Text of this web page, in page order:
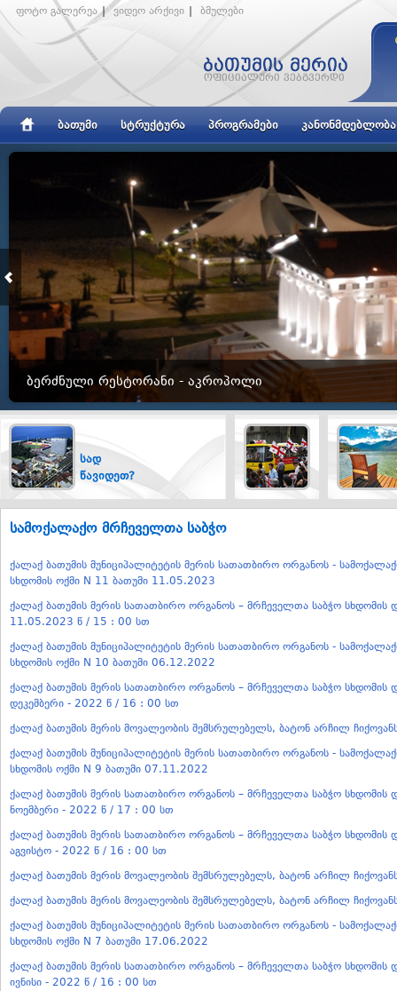
ფოტო გალერეა | ვიდეო არქივი ბმულები
ᲑᲐᲗᲣᲛᲘ ᲡᲢᲠᲣᲥᲢᲣᲠᲐ ᲞᲠᲝᲒᲠᲐᲛᲔᲑᲘ ᲙᲐᲜᲝᲜᲛᲓᲔᲑᲚᲝᲑᲐ
ᲑᲔᲠᲫᲜᲣᲚᲘ ᲠᲔᲡᲢᲝᲠᲐᲜᲘ - ᲐᲙᲠᲝᲞᲝᲚᲘ
სად
წავიდეთ?
ტრანსპორტი
სამოქალაქო მრჩეველთა საბჭო
ქალაქ ბათუმის მუნიციპალიტეტის მერის სათათბირო ორგანოს -
სხდომის ოქმი N 11 ბათუმი 11.05.2023
ქალაქ ბათუმის მერის სათათბირო ორგანოს – მრჩეველთა საბჭო სხდომის
11.05.2023 წ / 15 : 00 სთ
ქალაქ ბათუმის მუნიციპალიტეტის მერის სათათბირო ორგანოს -
სხდომის ოქმი N 10 ბათუმი 06.12.2022
ქალაქ ბათუმის მერის სათათბირო ორგანოს – მრჩეველთა საბჭო სხდომის
დეკემბერი - 2022 წ / 16 : 00 სთ
ქალაქ ბათუმის მერის მოვალეობის შემსრულებელს, ბატონ არჩილ
ქალაქ ბათუმის მუნიციპალიტეტის მერის სათათბირო ორგანოს -
სხდომის ოქმი N 9 ბათუმი 07.11.2022
ქალაქ ბათუმის მერის სათათბირო ორგანოს – მრჩეველთა საბჭო სხდომის
ნოემბერი - 2022 წ / 17 : 00 სთ
ქალაქ ბათუმის მერის სათათბირო ორგანოს – მრჩეველთა საბჭო სხდომის
აგვისტო - 2022 წ / 16 : 00 სთ
ქალაქ ბათუმის მერის მოვალეობის შემსრულებელს, ბატონ არჩილ
ქალაქ ბათუმის მერის მოვალეობის შემსრულებელს, ბატონ არჩილ
ქალაქ ბათუმის მუნიციპალიტეტის მერის სათათბირო ორგანოს -
სხდომის ოქმი N 7 ბათუმი 17.06.2022
ქალაქ ბათუმის მერის სათათბირო ორგანოს – მრჩეველთა საბჭო სხდომის
ივნისი - 2022 წ / 16 : 00 სთ